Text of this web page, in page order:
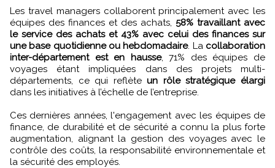
Les travel managers collaborent principalement avec les
équipes des finances et des achats, 58% travaillant avec
le service des achats et 43% avec celui des finances sur
une base quotidienne ou hebdomadaire. La collaboration
inter-département est en hausse, 71% des équipes de
voyages étant impliquées dans des projets multi-
départements, ce qui reflèteun rôle stratégique élargi
dans les initiatives à l’échelle de l’entreprise.
Ces dernières années, l'engagement avec les équipes de
finance, de durabilité et de sécurité a connu la plus forte
augmentation, alignant la gestion des voyages avec le
contrôle des coûts, la responsabilité environnementale et
la sécurité des employés.